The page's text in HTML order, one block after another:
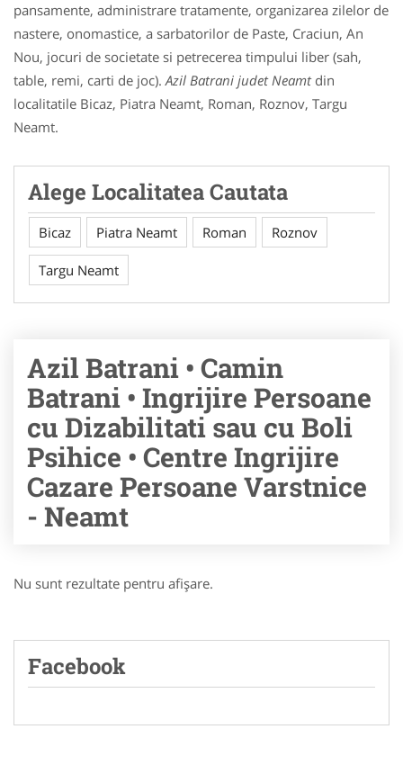
pansamente, administrare tratamente, organizarea zilelor de
nastere, onomastice, a sarbatorilor de Paste, Craciun, An
Nou, jocuri de societate si petrecerea timpului liber (sah,
table, remi, carti de joc).Azil Batrani judet Neamtdin
localitatile Bicaz, Piatra Neamt, Roman, Roznov, Targu
Neamt.
Alege Localitatea Cautata
Bicaz Piatra Neamt Roman Roznov
Targu Neamt
Azil Batrani • Camin
Batrani • Ingrijire Persoane
cu Dizabilitati sau cu Boli
Psihice • Centre Ingrijire
Cazare Persoane Varstnice
- Neamt
Nu sunt rezultate pentru afişare.
Facebook